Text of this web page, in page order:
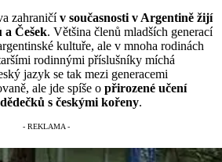
zahraničív současnosti v Argentině žijí
a Češek. Většina členů mladších generací
kultuře, ale v mnoha rodinách
rodinnými příslušníky míchá
jazyk se tak mezi generacemi
ale jde spíše o přirozené učení
s českými kořeny.